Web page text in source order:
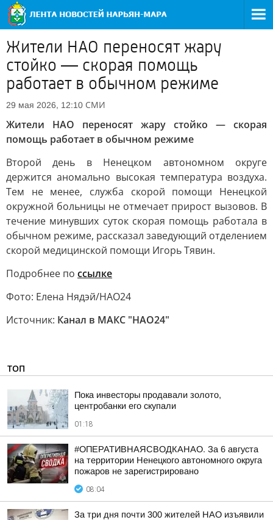
Жители НАО переносят жару
стойко — скорая помощь
работает в обычном режиме
29 мая 2026, 12:10 СМИ
Жители НАО переносят жару стойко — скорая
помощь работает в обычном режиме
Второй день в Ненецком автономном округе
держится аномально высокая температура воздуха.
Тем не менее, служба скорой помощи Ненецкой
окружной больницы не отмечает прирост вызовов. В
течение минувших суток скорая помощь работала в
обычном режиме, рассказал заведующий отделением
скорой медицинской помощи Игорь Тявин.
Подробнее по ссылке
Фото: Елена Нядэй/НАО24
Источник: Канал в МАКС "НАО24"
ТОП
Пока инвесторы продавали золото,
центробанки его скупали
01:18
#ОПЕРАТИВНАЯСВОДКАНАО. За 6 августа
на территории Ненецкого автономного округа
пожаров не зарегистрировано
08:04
За три дня почти 300 жителей НАО изъявили